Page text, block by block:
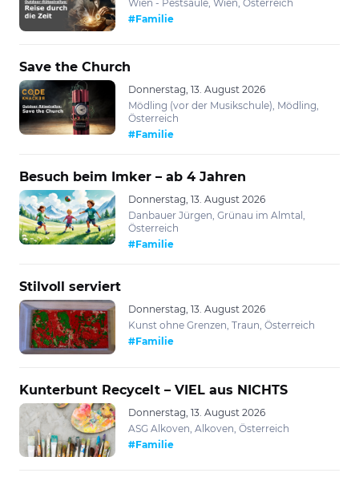
Wien - Pestsäule, Wien, Österreich
#Familie
Save the Church
Donnerstag, 13. August 2026
Mödling (vor der Musikschule), Mödling,
Österreich
#Familie
Besuch beim Imker – ab 4 Jahren
Donnerstag, 13. August 2026
Danbauer Jürgen, Grünau im Almtal,
Österreich
#Familie
Stilvoll serviert
Donnerstag, 13. August 2026
Kunst ohne Grenzen, Traun, Österreich
#Familie
Kunterbunt Recycelt – VIEL aus NICHTS
Donnerstag, 13. August 2026
ASG Alkoven, Alkoven, Österreich
#Familie